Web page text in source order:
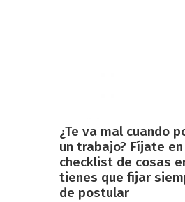
¿Te va mal cuando
un trabajo? Fíjate
checklist de cosas
tienes que fijar
de postular